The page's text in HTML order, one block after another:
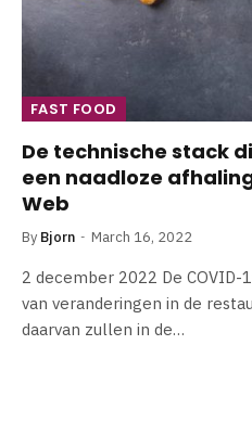
FAST FOOD
De technische stack
een naadloze
Web
By Bjorn March 16, 2022
2 december 2022 De
van veranderingen in de
daarvan zullen in de…